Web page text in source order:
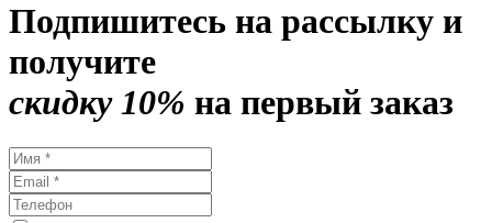
Подпишитесь на рассылку и
получите
скидку 10% на первый заказ